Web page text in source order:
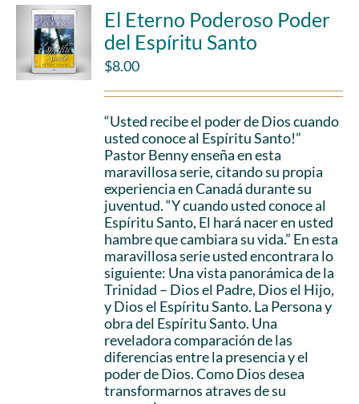
El Eterno Poderoso Poder
del Espíritu Santo
$8.00
“Usted recibe el poder de Dios cuando
usted conoce al Espíritu Santo!”
Pastor Benny enseña en esta
maravillosa serie, citando su propia
experiencia en Canadá durante su
juventud. “Y cuando usted conoce al
Espíritu Santo, El hará nacer en usted
hambre que cambiara su vida.” En esta
maravillosa serie usted encontrara lo
siguiente: Una vista panorámica de la
Trinidad – Dios el Padre, Dios el Hijo,
y Dios el Espíritu Santo. La Persona y
obra del Espíritu Santo. Una
reveladora comparación de las
diferencias entre la presencia y el
poder de Dios. Como Dios desea
transformarnos atraves de su